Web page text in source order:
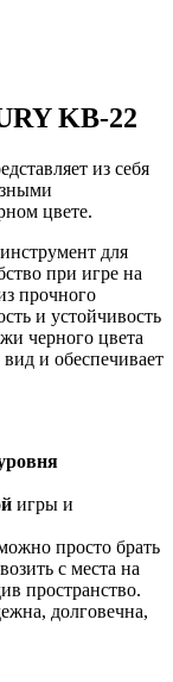
KB-22
из себя
цвете.
инструмент для
при игре на
прочного
и устойчивость
черного цвета
и обеспечивает
игры и
просто брать
с места на
пространство.
долговечна,